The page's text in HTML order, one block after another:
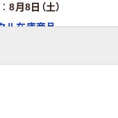
8月8日（土）
ル在庫商品